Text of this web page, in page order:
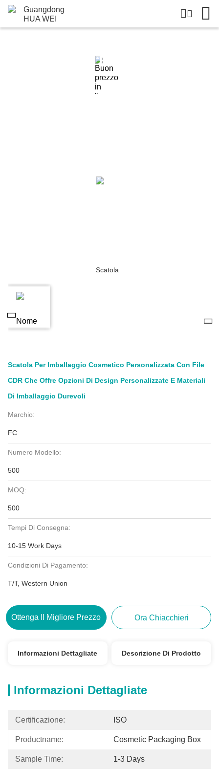
Dettagli Dei Prodotti
Scatola Per Imballaggio Cosmetico Personalizzata Con File
CDR Che Offre Opzioni Di Design Personalizzate E Materiali
Di Imballaggio Durevoli
Marchio:
FC
Numero Modello:
500
MOQ:
500
Tempi Di Consegna:
10-15 Work Days
Condizioni Di Pagamento:
T/T, Western Union
Ottenga Il Migliore Prezzo Ora Chiacchieri
Informazioni Dettagliate Descrizione Di Prodotto
Informazioni Dettagliate
Certificazione: ISO
Productname: Cosmetic Packaging Box
Sample Time: 1-3 Days